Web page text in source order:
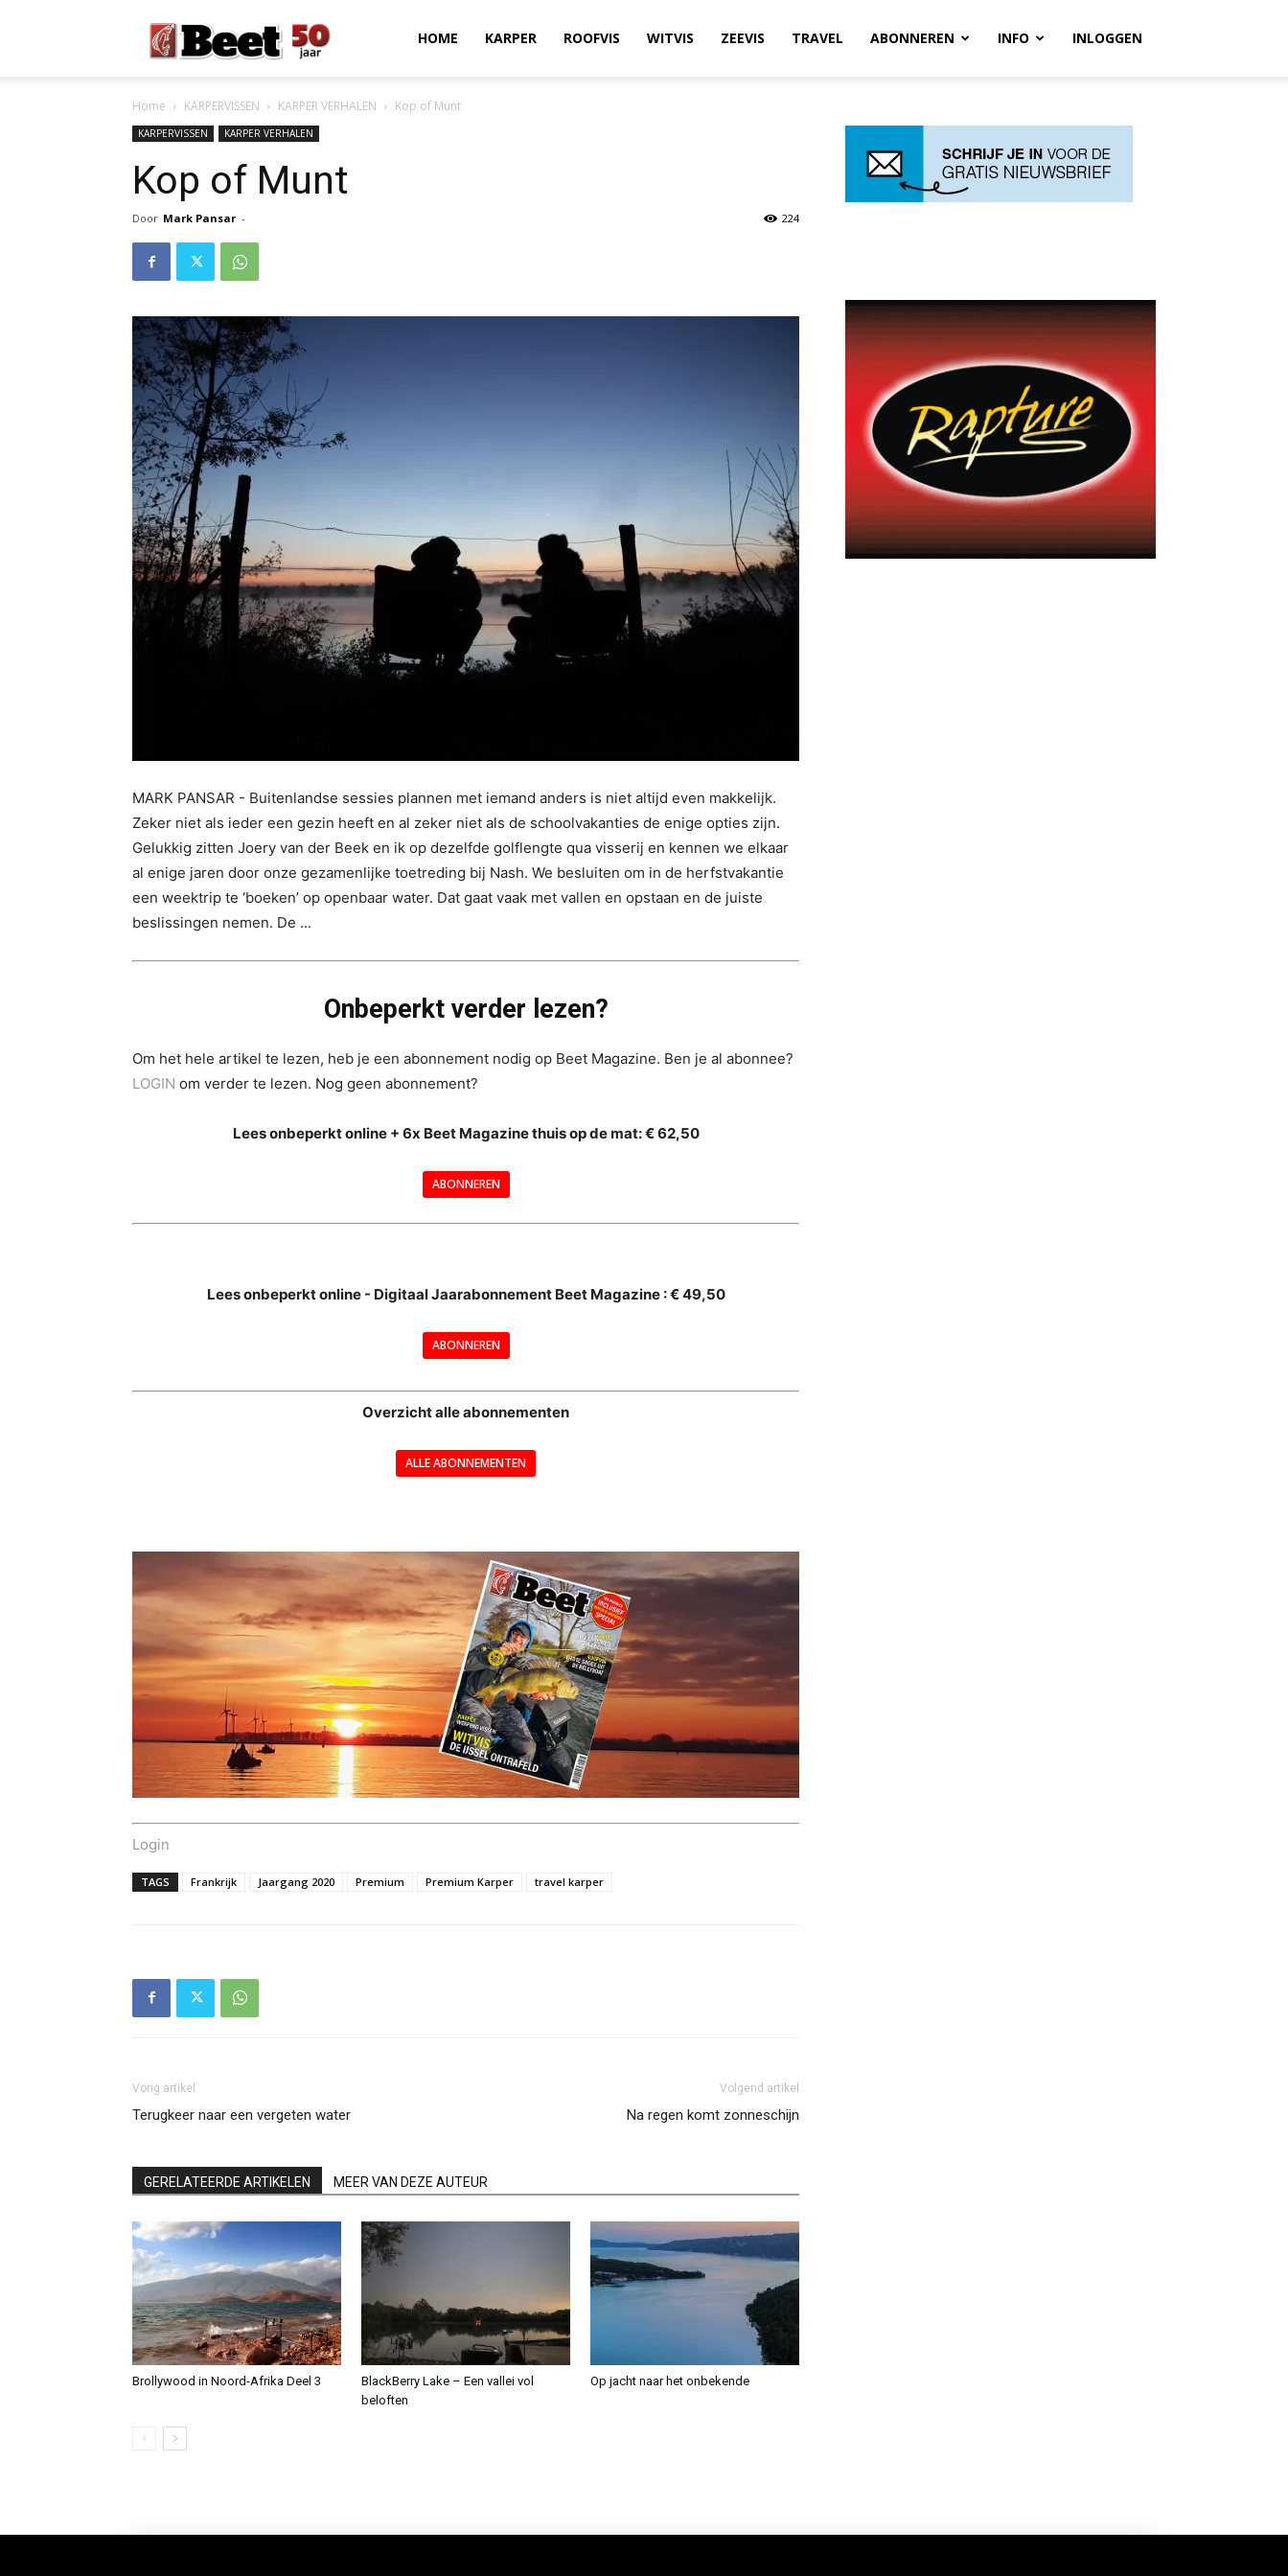
Magazine
HOME KARPER ROOFVIS WITVIS ZEEVIS TRAVEL ABONNEREN INFO INLOGGEN
Home KARPERVISSEN KARPER VERHALEN Kop of Munt
KARPERVISSEN KARPER VERHALEN
Kop of Munt
Door Mark Pansar - 224
MARK PANSAR - Buitenlandse sessies plannen met iemand anders is niet altijd even makkelijk.
Zeker niet als ieder een gezin heeft en al zeker niet als de schoolvakanties de enige opties zijn.
Gelukkig zitten Joery van der Beek en ik op dezelfde golflengte qua visserij en kennen we elkaar
al enige jaren door onze gezamenlijke toetreding bij Nash. We besluiten om in de herfstvakantie
een weektrip te ‘boeken’ op openbaar water. Dat gaat vaak met vallen en opstaan en de juiste
beslissingen nemen. De ...
Onbeperkt verder lezen?
Om het hele artikel te lezen, heb je een abonnement nodig op Beet Magazine. Ben je al abonnee?
LOGIN om verder te lezen. Nog geen abonnement?
Lees onbeperkt online + 6x Beet Magazine thuis op de mat: € 62,50
ABONNEREN
Lees onbeperkt online - Digitaal Jaarabonnement Beet Magazine : € 49,50
ABONNEREN
Overzicht alle abonnementen
ALLE ABONNEMENTEN
Login
TAGS Frankrijk Jaargang 2020 Premium Premium Karper travel karper
Vorig artikel
Terugkeer naar een vergeten water
Volgend artikel
Na regen komt zonneschijn
GERELATEERDE ARTIKELEN MEER VAN DEZE AUTEUR
Brollywood in Noord-Afrika Deel 3
BlackBerry Lake – Een vallei vol
beloften
Op jacht naar het onbekende